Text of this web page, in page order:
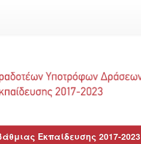
Εκπαίδευσης 2017-2023